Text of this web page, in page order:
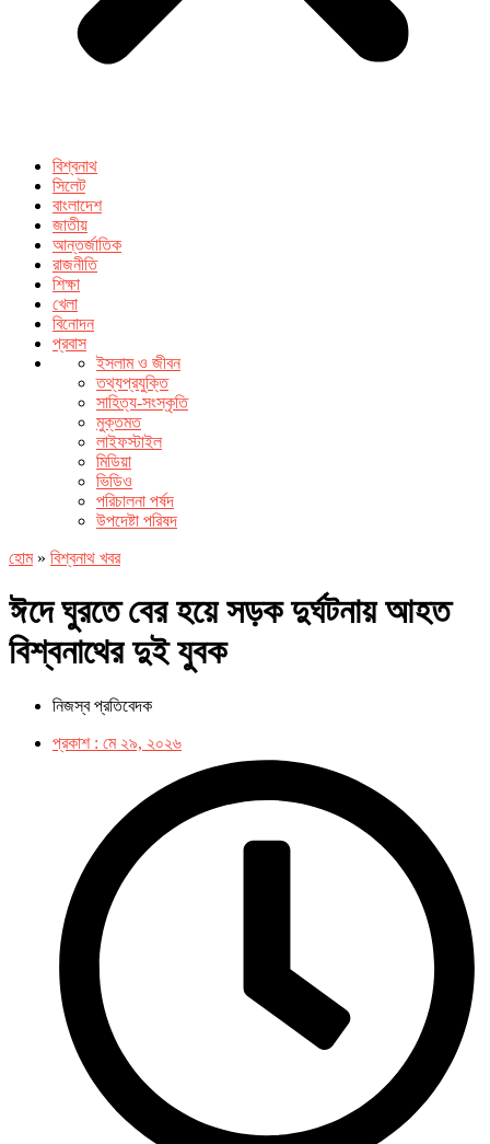
বিশ্বনাথ
সিলেট
বাংলাদেশ
জাতীয়
আন্তর্জাতিক
রাজনীতি
শিক্ষা
খেলা
বিনোদন
প্রবাস
ইসলাম ও জীবন
তথ্যপ্রযুক্তি
সাহিত্য-সংস্কৃতি
মুক্তমত
লাইফস্টাইল
মিডিয়া
ভিডিও
পরিচালনা পর্ষদ
উপদেষ্টা পরিষদ
হোম» বিশ্বনাথ খবর
ঈদে ঘুরতে বের হয়ে সড়ক দুর্ঘটনায় আহত
বিশ্বনাথের দুই যুবক
নিজস্ব প্রতিবেদক
প্রকাশ : মে ২৯, ২০২৬